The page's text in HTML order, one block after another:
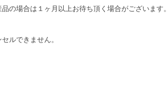
の場合は１ヶ月以上お待ち頂く場合がございます。
ルできません。